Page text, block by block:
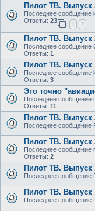
Пилот ТВ. Выпуск
Последнее сообщение
Ответы: 23
1 2
Пилот ТВ. Выпуск
Последнее сообщение
Ответы: 1
Пилот ТВ. Выпуск
Последнее сообщение
Ответы: 3
Это точно
Последнее сообщение
Ответы: 11
Пилот ТВ. Выпуск
Последнее сообщение
Пилот ТВ. Выпуск
Последнее сообщение
Ответы: 2
Пилот ТВ. Выпуск
Последнее сообщение
Пилот ТВ. Выпуск
Последнее сообщение